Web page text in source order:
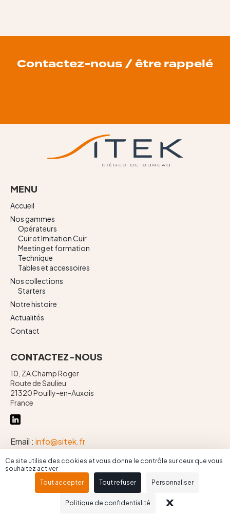
Ce site utilise des cookies et vous donne le contrôle sur ceux que vous
souhaitez activer
Tout accepter
Tout refuser Personnaliser
Politique de confidentialité XMASQUER
Contactez-nous / être rappelé
MENU
Accueil
Nos gammes
Opérateurs
Cuir et Imitation Cuir
Meeting et formation
Technique
Tables et accessoires
Nos collections
Starters
Notre histoire
Actualités
Contact
CONTACTEZ-NOUS
10, ZA Champ Roger
Route de Saulieu
21320 Pouilly-en-Auxois
France
Email : info@sitek.fr
Mentions légales
Conception & réalisation : Propulse